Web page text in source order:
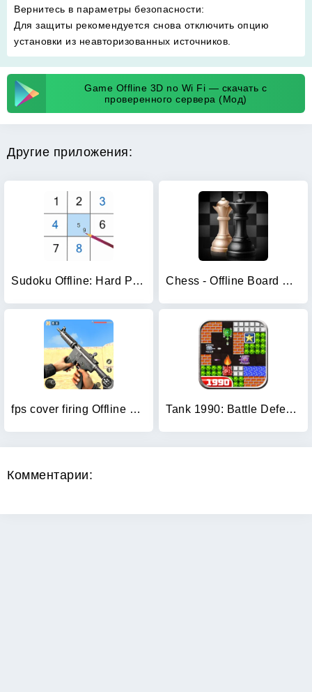
Вернитесь в параметры безопасности:
Для защиты рекомендуется снова отключить опцию
установки из неавторизованных источников.
Game Offline 3D no Wi Fi — скачать с
проверенного сервера (Мод)
Другие приложения:
Sudoku Offline: Hard Puzzles Chess - Offline Board Game
fps cover firing Offline Game Tank 1990: Battle Defense War
Комментарии: